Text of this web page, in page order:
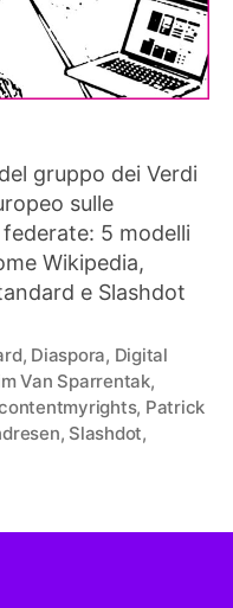
gruppo dei Verdi
sulle
5 modelli
Wikipedia,
e Slashdot
, Diaspora, Digital
Van Sparrentak,
, Patrick
, Slashdot,